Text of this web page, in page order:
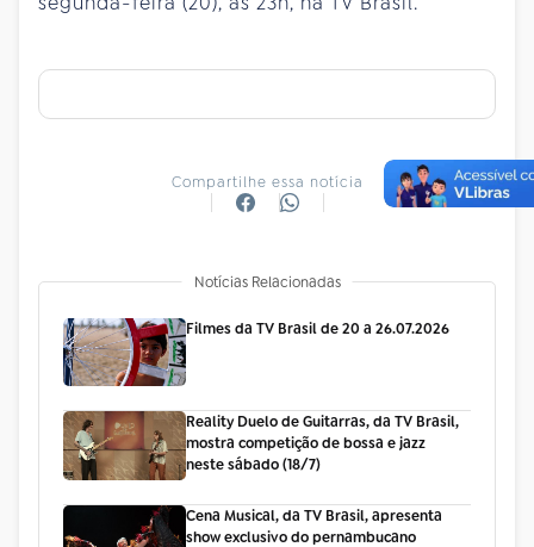
Compartilhe essa notícia
Notícias Relacionadas
Filmes da TV Brasil de 20 a 26.07.2026
Reality Duelo de Guitarras, da TV Brasil,
mostra competição de bossa e jazz
neste sábado (18/7)
Cena Musical, da TV Brasil, apresenta
show exclusivo do pernambucano